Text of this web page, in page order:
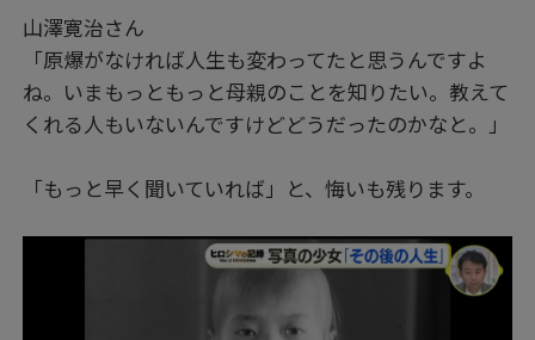
山澤寛治さん
「原爆がなければ人生も変わってたと思うんですよ
ね。いまもっともっと母親のことを知りたい。教えて
くれる人もいないんですけどどうだったのかなと。」
「もっと早く聞いていれば」と、悔いも残ります。